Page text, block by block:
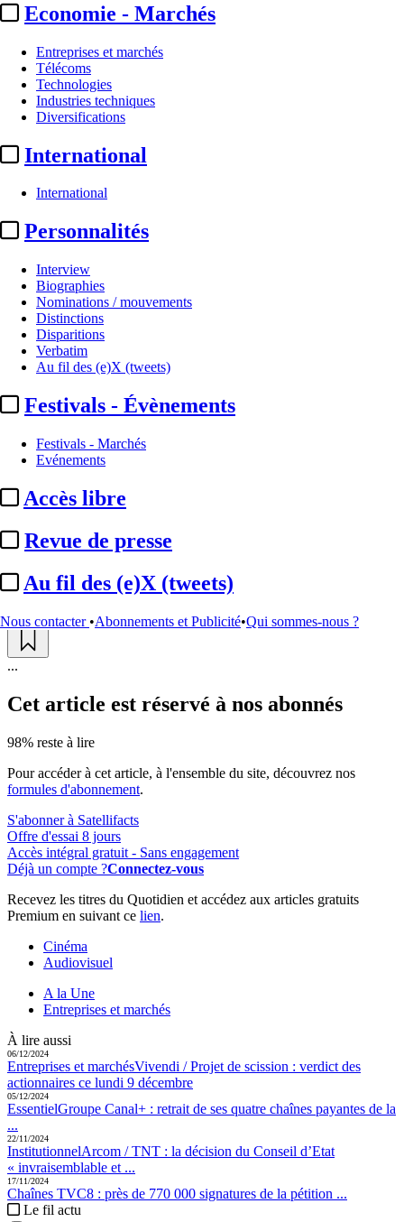
Economie - Marchés
Entreprises et marchés
Télécoms
Technologies
Industries techniques
Diversifications
International
International
Personnalités
Interview
Biographies
Nominations / mouvements
Distinctions
Disparitions
Verbatim
Au fil des (e)X (tweets)
Festivals - Évènements
Festivals - Marchés
Evénements
Accès libre
Revue de presse
Au fil des (e)X (tweets)
Nous contacter •Abonnements et Publicité•Qui sommes-nous ?
Canal+ :
postes, dont 150 en lien avec ...
Actualité n° 313384|Publié le 08 déc. 2024 15:59
...
Cet article est réservé à nos abonnés
98% reste à lire
Pour accéder à cet article, à l'ensemble du site, découvrez nos
formules d'abonnement.
S'abonner à Satellifacts
Offre d'essai 8 jours
Accès intégral gratuit - Sans engagement
Déjà un compte ?Connectez-vous
Recevez les titres du Quotidien et accédez aux articles gratuits
Premium en suivant ce lien.
Cinéma
Audiovisuel
A la Une
Entreprises et marchés
À lire aussi
06/12/2024
Entreprises et marchésVivendi / Projet de scission : verdict des
actionnaires ce lundi 9 décembre
05/12/2024
EssentielGroupe Canal+ : retrait de ses quatre chaînes payantes de la
...
22/11/2024
InstitutionnelArcom / TNT : la décision du Conseil d’Etat
« invraisemblable et ...
17/11/2024
Chaînes TVC8 : près de 770 000 signatures de la pétition ...
Le fil actu